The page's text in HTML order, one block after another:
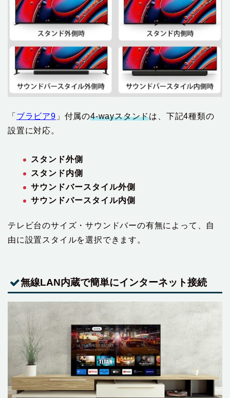
「 ブラビア9 」付属の4-wayスタンドは、下記4種類の
設置に対応。
スタンド外側
スタンド内側
サウンドバースタイル外側
サウンドバースタイル内側
テレビ台のサイズ・サウンドバーの有無によって、自
由に設置スタイルを選択できます。
無線LAN内蔵で簡単にインターネット接続